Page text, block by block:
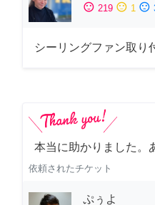
sentiment_satisfied 219 sentiment_neutral 1 sentiment_dissatisfied
シーリングファン取り
本当に助かりました。
依頼されたチケット
ぷぅよ